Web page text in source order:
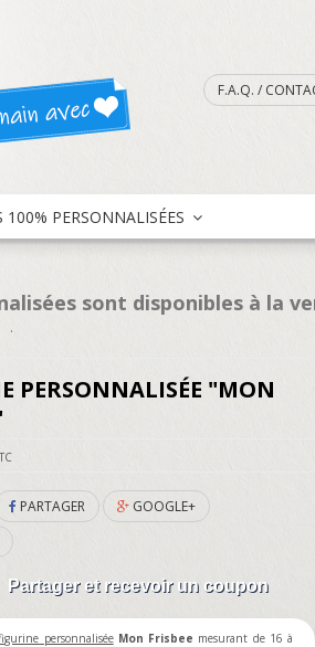
F.A.Q. /
100% PERSONNALISÉES
sont disponibles à la
.
PERSONNALISÉE "MON
PARTAGER
GOOGLE+
Partager et recevoir un coupon
personnaliséeMon Frisbee mesurant de 16 à